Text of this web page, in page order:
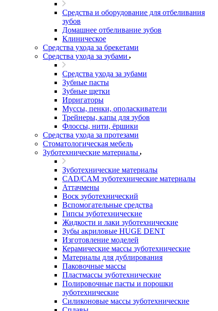
Средства и оборудование для отбеливания
зубов
Домашнее отбеливание зубов
Клиническое
Средства ухода за брекетами
Средства ухода за зубами
Средства ухода за зубами
Зубные пасты
Зубные щетки
Ирригаторы
Муссы, пенки, ополаскиватели
Трейнеры, капы для зубов
Флоссы, нити, ёршики
Средства ухода за протезами
Стоматологическая мебель
Зуботехнические материалы
Зуботехнические материалы
CAD/CAM зуботехнические материалы
Аттачмены
Воск зуботехнический
Вспомогательные средства
Гипсы зуботехнические
Жидкости и лаки зуботехнические
Зубы акриловые HUGE DENT
Изготовление моделей
Керамические массы зуботехнические
Материалы для дублирования
Паковочные массы
Пластмассы зуботехнические
Полировочные пасты и порошки
зуботехнические
Силиконовые массы зуботехнические